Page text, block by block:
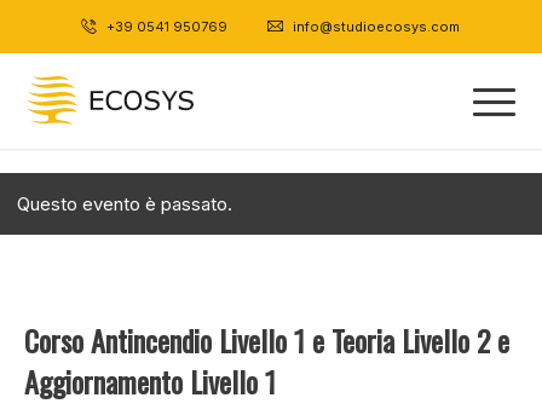
+39 0541 950769 info@studioecosys.com
Questo evento è passato.
Corso Antincendio Livello 1 e Teoria Livello 2 e
Aggiornamento Livello 1